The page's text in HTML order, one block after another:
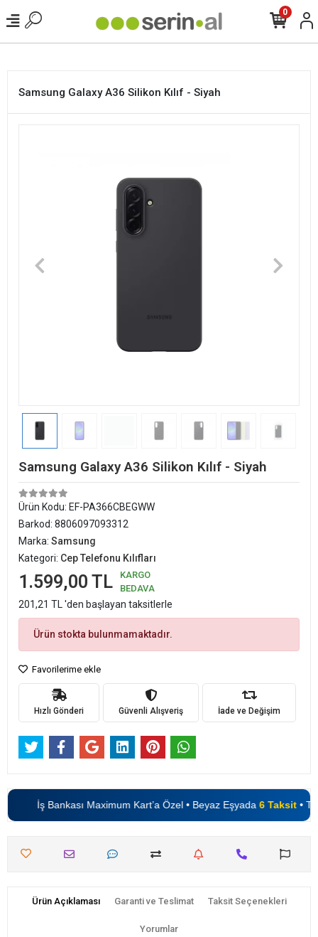
0
Samsung Galaxy A36 Silikon Kılıf - Siyah
Samsung Galaxy A36 Silikon Kılıf - Siyah
Ürün Kodu: EF-PA366CBEGWW
Barkod: 8806097093312
Marka: Samsung
Kategori: Cep Telefonu Kılıfları
1.599,00 TL
KARGO
BEDAVA
201,21 TL 'den başlayan taksitlerle
Ürün stokta bulunmamaktadır.
Favorilerime ekle
Hızlı Gönderi Güvenli Alışveriş İade ve Değişim
İş Bankası Maximum Kart’a Özel • Beyaz Eşyada6 Taksit•
Ürün Açıklaması Garanti ve Teslimat Taksit Seçenekleri
Yorumlar